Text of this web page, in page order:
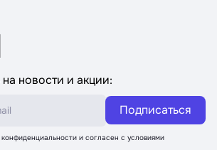
новости и акции:
Подписаться
и согласен с условиями